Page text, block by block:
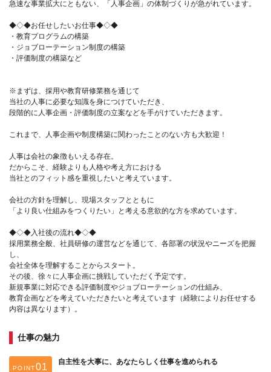
急速な事業拡大にともない、「人事企画」の体制づくりが急がれています。
◆◇◆お任せしたいお仕事◆◇◆
・教育プログラムの構築
・ジョブローテーション制度の構築
・評価制度の構築など
※まずは、採用や教育研修業務を通じて
当社の人事に必要な知識を身につけていただき、
段階的に人事企画・評価制度の立案などを手がけていただきます。
これまで、人事企画や制度構築に関わったことのない方も大歓迎！
人事は会社の象徴もいえる存在。
だからこそ、経験よりも人格や考え方における
当社とのフィット感を重視したいと考えています。
会社の方針を理解し、現場スタッフとともに
「より良い仕組みをつくりたい」と考える意欲的な方を求めています。
◆◇◆入社後の流れ◆◇◆
採用業務全般、社員研修の運営などを通じて、各部署の状況やニーズを把握
し、
会社全体を理解することからスタート。
その後、徐々に人事企画に挑戦していただく予定です。
新規事業に対応できる評価制度やジョブローテーションの仕組み、
教育企画などを考えていただきたいと考えています（経験によりお任せする
内容は異なります）。
仕事の魅力
POINT
自主性を大事に、あなたらしく仕事を進められる